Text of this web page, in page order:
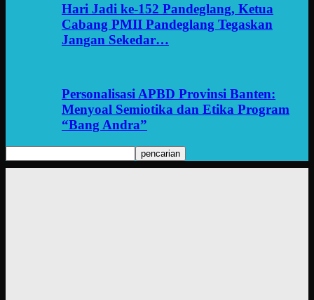
Hari Jadi ke-152 Pandeglang, Ketua
Cabang PMII Pandeglang Tegaskan
Jangan Sekedar…
Personalisasi APBD Provinsi Banten:
Menyoal Semiotika dan Etika Program
“Bang Andra”